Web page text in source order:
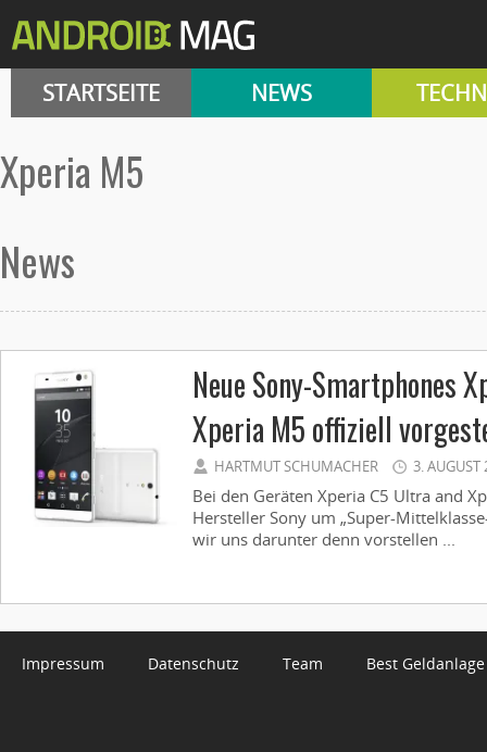
STARTSEITE NEWS
Xperia M5
News
Neue Sony-Smartphones
Xperia M5 offiziell
HARTMUT SCHUMACHER 3. AUGUST
Bei den Geräten Xperia C5 Ultra and
Hersteller Sony um „Super-
wir uns darunter denn vorstellen ...
Impressum Datenschutz Team Best Geldanlage